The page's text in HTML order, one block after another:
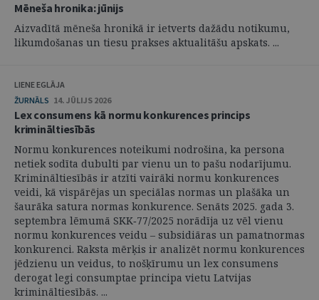
Mēneša hronika: jūnijs
Aizvadītā mēneša hronikā ir ietverts dažādu notikumu,
likumdošanas un tiesu prakses aktualitāšu apskats. ...
LIENE EGLĀJA
ŽURNĀLS 14. JŪLIJS 2026
Lex consumens kā normu konkurences princips
krimināltiesībās
Normu konkurences noteikumi nodrošina, ka persona
netiek sodīta dubulti par vienu un to pašu nodarījumu.
Krimināltiesībās ir atzīti vairāki normu konkurences
veidi, kā vispārējas un speciālas normas un plašāka un
šaurāka satura normas konkurence. Senāts 2025. gada 3.
septembra lēmumā SKK‑77/2025 norādīja uz vēl vienu
normu konkurences veidu – subsidiāras un pamatnormas
konkurenci. Raksta mērķis ir analizēt normu konkurences
jēdzienu un veidus, to nošķīrumu un lex consumens
derogat legi consumptae principa vietu Latvijas
krimināltiesībās. ...